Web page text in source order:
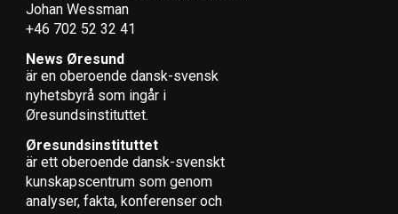
Johan Wessman
+46 702 52 32 41
News Øresund
är en oberoende dansk-svensk
nyhets­byrå som ingår i
Øresundsinstituttet.
Øresundsinstituttet
är ett oberoende dansk-svenskt
kunskapscentrum som genom
analyser, fakta, konferenser och